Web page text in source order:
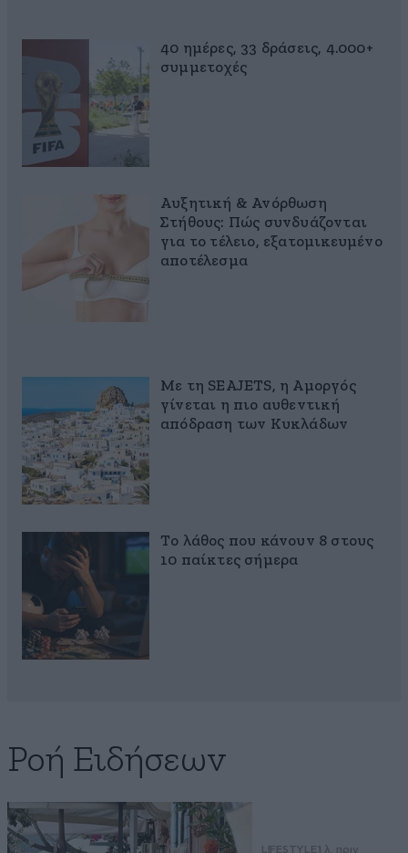
40 ημέρες, 33 δράσεις, 4.000+
συμμετοχές
Αυξητική & Ανόρθωση
Στήθους: Πώς συνδυάζονται
για το τέλειο, εξατομικευμένο
αποτέλεσμα
Με τη SEAJETS, η Αμοργός
γίνεται η πιο αυθεντική
απόδραση των Κυκλάδων
Το λάθος που κάνουν 8 στους
10 παίκτες σήμερα
Ροή Ειδήσεων
LIFESTYLE 1 λ. πριν